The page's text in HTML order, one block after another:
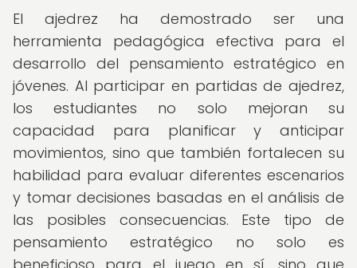
El ajedrez ha demostrado ser una
herramienta pedagógica efectiva para el
desarrollo del pensamiento estratégico en
jóvenes. Al participar en partidas de ajedrez,
los estudiantes no solo mejoran su
capacidad para planificar y anticipar
movimientos, sino que también fortalecen su
habilidad para evaluar diferentes escenarios
y tomar decisiones basadas en el análisis de
las posibles consecuencias. Este tipo de
pensamiento estratégico no solo es